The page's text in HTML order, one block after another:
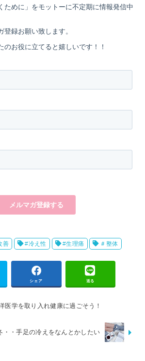
善 #冷え性 #生理痛 ＃整体
シェア 送る
医学を取り入れ健康に過ごそう！
・・手足の冷えをなんとかしたい